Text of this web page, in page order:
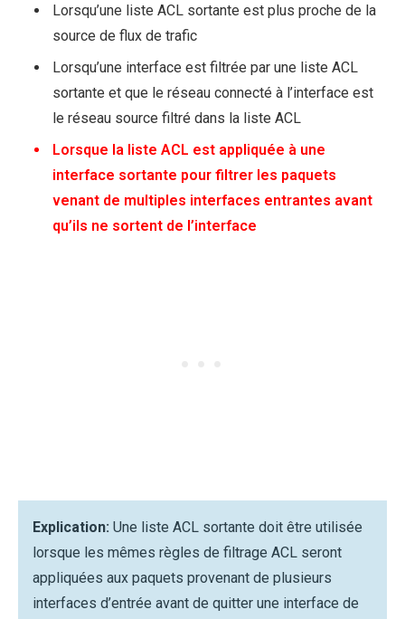
Lorsqu’une liste ACL sortante est plus proche de la
source de flux de trafic
Lorsqu’une interface est filtrée par une liste ACL
sortante et que le réseau connecté à l’interface est
le réseau source filtré dans la liste ACL
Lorsque la liste ACL est appliquée à une
interface sortante pour filtrer les paquets
venant de multiples interfaces entrantes avant
qu’ils ne sortent de l’interface
Explication: Une liste ACL sortante doit être utilisée
lorsque les mêmes règles de filtrage ACL seront
appliquées aux paquets provenant de plusieurs
interfaces d’entrée avant de quitter une interface de